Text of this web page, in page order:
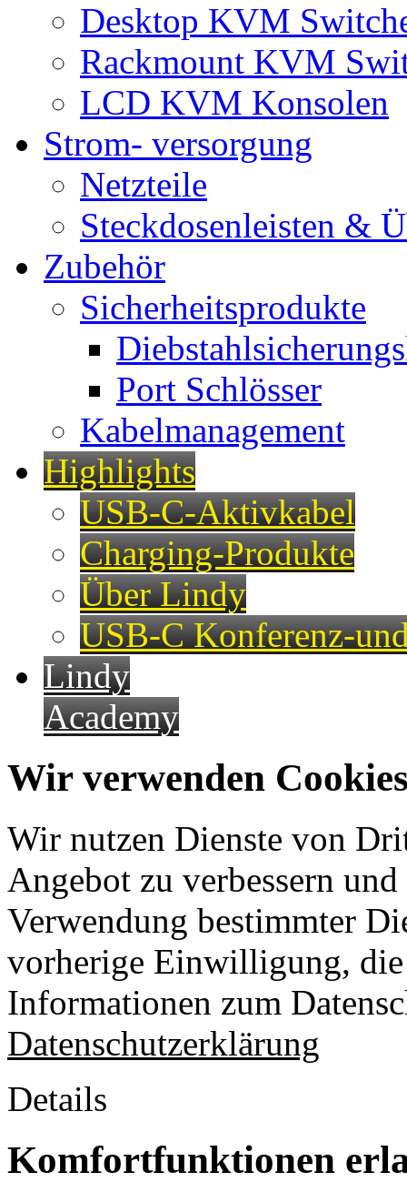
Desktop KVM
Rackmount KVM
LCD KVM Konsolen
Strom- versorgung
Netzteile
Steckdosenleisten &
Zubehör
Sicherheitsprodukte
Port Schlösser
Kabelmanagement
Highlights
USB-C-Aktivkabel
Charging-Produkte
Über Lindy
USB-C Konferenz-
Lindy
Academy
Wir verwenden
Wir nutzen Dienste von
Angebot zu verbessern
Verwendung bestimmter
vorherige Einwilligung,
Informationen zum
Datenschutzerklärung
Details
Komfortfunktionen